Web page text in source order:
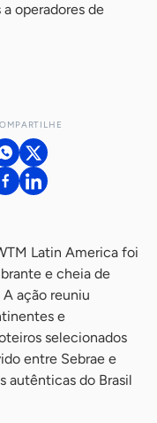
operadores de
Latin America foi
e cheia de
ação reuniu
e
selecionados
entre Sebrae e
autênticas do Brasil